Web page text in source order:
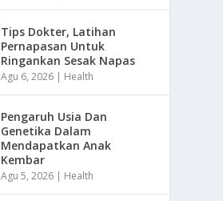
Tips Dokter, Latihan
Pernapasan Untuk
Ringankan Sesak Napas
Agu 6, 2026 | Health
Pengaruh Usia Dan
Genetika Dalam
Mendapatkan Anak
Kembar
Agu 5, 2026 | Health